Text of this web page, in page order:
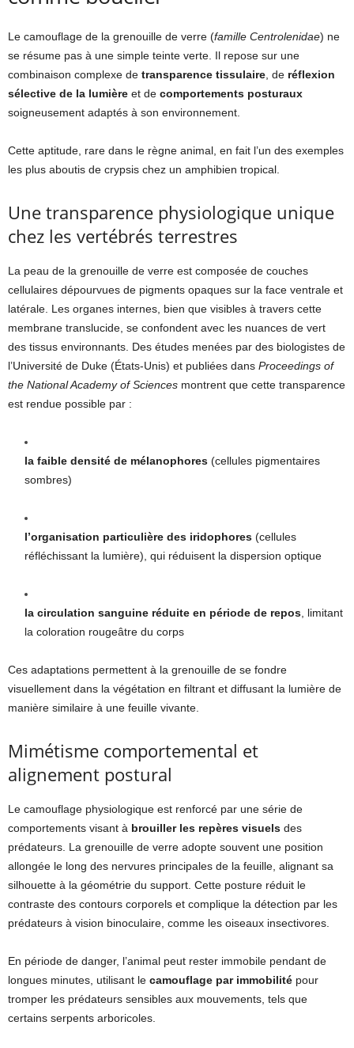
Le camouflage de la grenouille de verre (famille Centrolenidae) ne
se résume pas à une simple teinte verte. Il repose sur une
combinaison complexe de transparence tissulaire, de réflexion
sélective de la lumière et de comportements posturaux
soigneusement adaptés à son environnement.
Cette aptitude, rare dans le règne animal, en fait l’un des exemples
les plus aboutis de crypsis chez un amphibien tropical.
Une transparence physiologique unique
chez les vertébrés terrestres
La peau de la grenouille de verre est composée de couches
cellulaires dépourvues de pigments opaques sur la face ventrale et
latérale. Les organes internes, bien que visibles à travers cette
membrane translucide, se confondent avec les nuances de vert
des tissus environnants. Des études menées par des biologistes de
l’Université de Duke (États-Unis) et publiées dans Proceedings of
the National Academy of Sciences montrent que cette transparence
est rendue possible par :
la faible densité de mélanophores (cellules pigmentaires
sombres)
l’organisation particulière des iridophores (cellules
réfléchissant la lumière), qui réduisent la dispersion optique
la circulation sanguine réduite en période de repos, limitant
la coloration rougeâtre du corps
Ces adaptations permettent à la grenouille de se fondre
visuellement dans la végétation en filtrant et diffusant la lumière de
manière similaire à une feuille vivante.
Mimétisme comportemental et
alignement postural
Le camouflage physiologique est renforcé par une série de
comportements visant à brouiller les repères visuels des
prédateurs. La grenouille de verre adopte souvent une position
allongée le long des nervures principales de la feuille, alignant sa
silhouette à la géométrie du support. Cette posture réduit le
contraste des contours corporels et complique la détection par les
prédateurs à vision binoculaire, comme les oiseaux insectivores.
En période de danger, l’animal peut rester immobile pendant de
longues minutes, utilisant le camouflage par immobilité pour
tromper les prédateurs sensibles aux mouvements, tels que
certains serpents arboricoles.